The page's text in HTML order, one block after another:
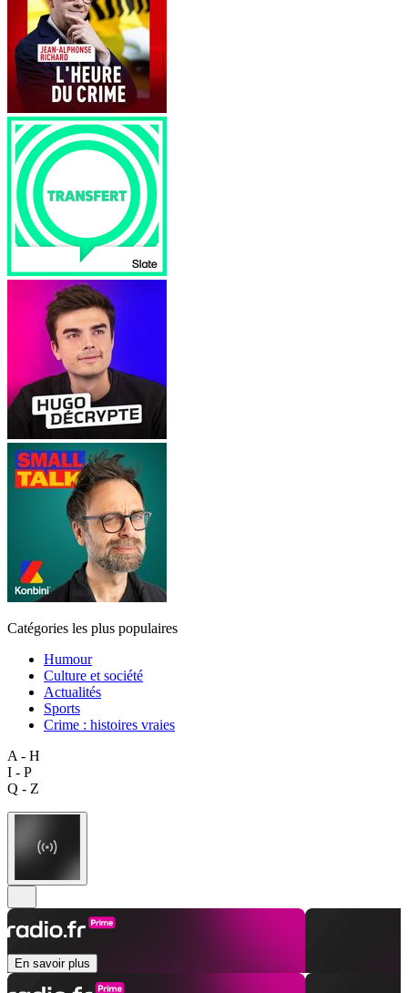
Catégories les plus populaires
Humour
Culture et société
Actualités
Sports
Crime : histoires vraies
A - H
I - P
Q - Z
En savoir plus